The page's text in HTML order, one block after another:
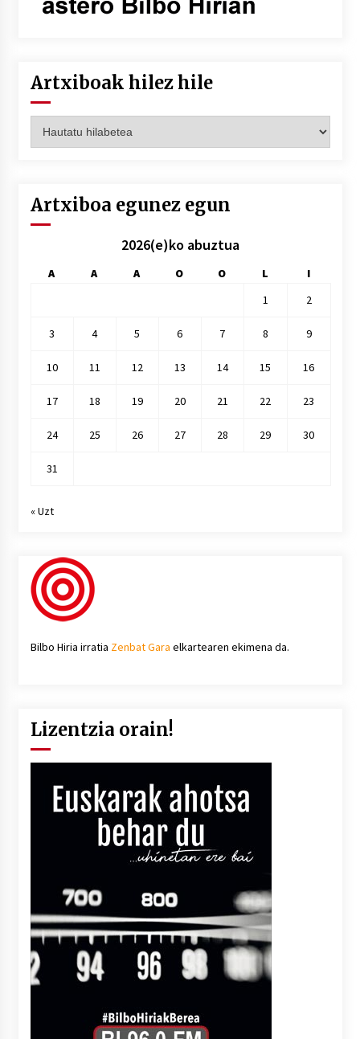
Artxiboak hilez hile
hilez
Artxiboa egunez egun
2026(e)ko abuztua
A A A O O L
I
1
2
3 4 5 6 7 8 9
10 11 12 13 14 15 16
17 18 19 20 21 22 23
24 25 26 27 28 29 30
31
« Uzt
Bilbo Hiria irratia Zenbat Gara elkartearen ekimena da.
Lizentzia orain!